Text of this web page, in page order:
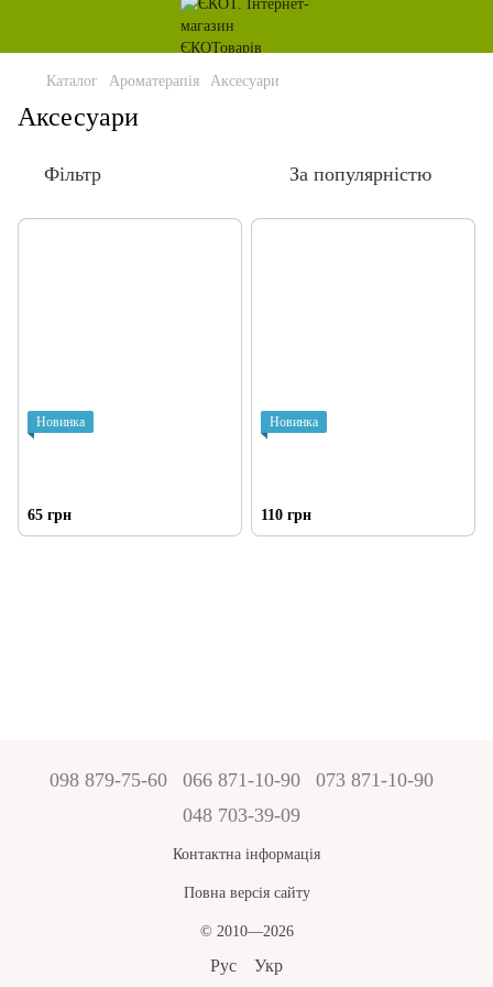
Каталог Ароматерапія Аксесуари
Аксесуари
Фільтр За популярністю
Новинка
65 грн
Новинка
110 грн
098 879-75-60 066 871-10-90
073 871-10-90
048 703-39-09
Контактна інформація
Повна версія сайту
© 2010—2026
Рус Укр